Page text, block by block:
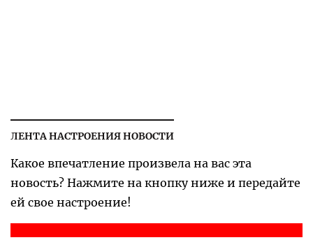
ЛЕНТА НАСТРОЕНИЯ НОВОСТИ
Какое впечатление произвела на вас эта
новость? Нажмите на кнопку ниже и передайте
ей свое настроение!